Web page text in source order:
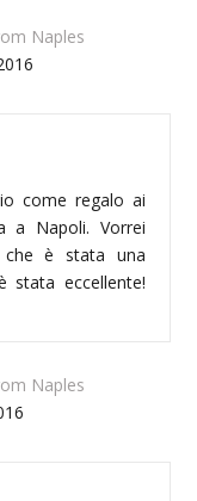
Naples
come regalo ai
a Napoli. Vorrei
è stata una
stata eccellente!
Naples